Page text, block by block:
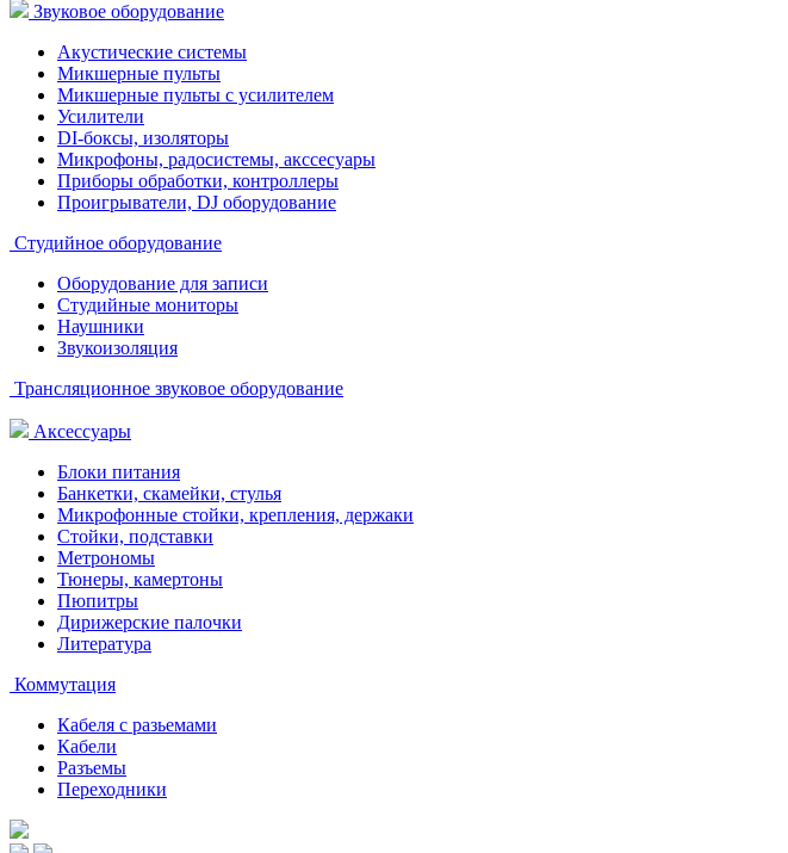
Звуковое оборудование
Акустические системы
Микшерные пульты
Микшерные пульты с усилителем
Усилители
DI-боксы, изоляторы
Микрофоны, радосистемы, акссесуары
Приборы обработки, контроллеры
Проигрыватели, DJ оборудование
Студийное оборудование
Оборудование для записи
Студийные мониторы
Наушники
Звукоизоляция
Трансляционное звуковое оборудование
Аксессуары
Блоки питания
Банкетки, скамейки, стулья
Микрофонные стойки, крепления, держаки
Стойки, подставки
Метрономы
Тюнеры, камертоны
Пюпитры
Дирижерские палочки
Литература
Коммутация
Кабеля с разьемами
Кабели
Разъемы
Переходники